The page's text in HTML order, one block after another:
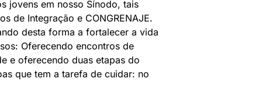
jovens em nosso Sínodo, tais
de Integração e CONGRENAJE.
desta forma a fortalecer a vida
Oferecendo encontros de
e oferecendo duas etapas do
que tem a tarefa de cuidar: no